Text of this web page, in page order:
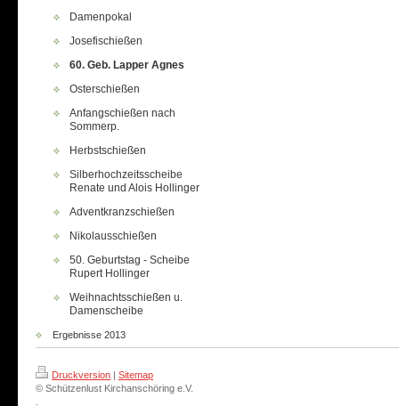
Damenpokal
Josefischießen
60. Geb. Lapper Agnes
Osterschießen
Anfangschießen nach
Sommerp.
Herbstschießen
Silberhochzeitsscheibe
Renate und Alois Hollinger
Adventkranzschießen
Nikolausschießen
50. Geburtstag - Scheibe
Rupert Hollinger
Weihnachtsschießen u.
Damenscheibe
Ergebnisse 2013
Druckversion | Sitemap
© Schützenlust Kirchanschöring e.V.